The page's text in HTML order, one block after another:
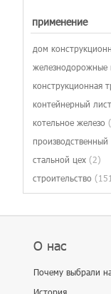
применение
дом
железнодорожные
конструкционная
контейнерный лист
котельное железо
производственный
стальной цех (2)
строительство
О нас
Почему выбрали
История